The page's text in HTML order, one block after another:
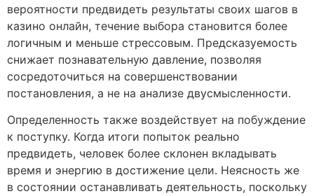
вероятности предвидеть результаты своих шагов в
казино онлайн, течение выбора становится более
логичным и меньше стрессовым. Предсказуемость
снижает познавательную давление, позволяя
сосредоточиться на совершенствовании
постановления, а не на анализе двусмысленности.
Определенность также воздействует на побуждение
к поступку. Когда итоги попыток реально
предвидеть, человек более склонен вкладывать
время и энергию в достижение цели. Неясность же
в состоянии останавливать деятельность, поскольку